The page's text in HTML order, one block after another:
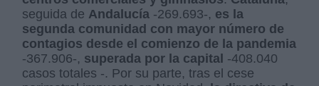
seguida de Andalucía -269.693-, es la
segunda comunidad con mayor número de
contagios desde el comienzo de la pandemia
-367.906-, superada por la capital -408.040
casos totales -. Por su parte, tras el cese